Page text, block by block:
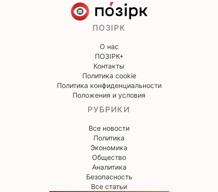
ПОЗІРК
О нас
ПОЗІРК+
Контакты
Политика cookie
Политика конфиденциальности
Положения и условия
РУБРИКИ
Все новости
Политика
Экономика
Общество
Аналитика
Безопасность
Все статьи